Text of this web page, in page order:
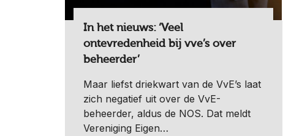
In het nieuws: ‘Veel
ontevredenheid bij vve’s over
beheerder’
Maar liefst driekwart van de VvE’s laat
zich negatief uit over de VvE-
beheerder, aldus de NOS. Dat meldt
Vereniging Eigen…